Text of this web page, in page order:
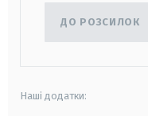
ДО РОЗСИЛОК
Наші додатки: